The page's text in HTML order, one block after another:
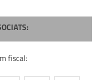
fiscal: